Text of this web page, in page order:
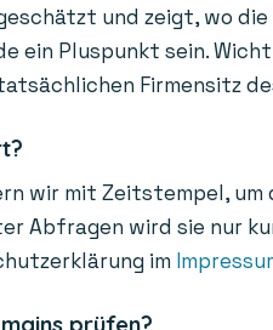
und zeigt, wo
ein Pluspunkt sein.
Firmensitz
wir mit Zeitstempel,
Abfragen wird sie nur
im